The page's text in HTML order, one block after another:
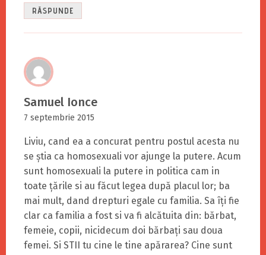
RĂSPUNDE
Samuel Ionce
7 septembrie 2015
Liviu, cand ea a concurat pentru postul acesta nu
se știa ca homosexuali vor ajunge la putere. Acum
sunt homosexuali la putere in politica cam in
toate țările si au făcut legea după placul lor; ba
mai mult, dand drepturi egale cu familia. Sa îți fie
clar ca familia a fost si va fi alcătuita din: bărbat,
femeie, copii, nicidecum doi bărbați sau doua
femei. Si STII tu cine le tine apărarea? Cine sunt